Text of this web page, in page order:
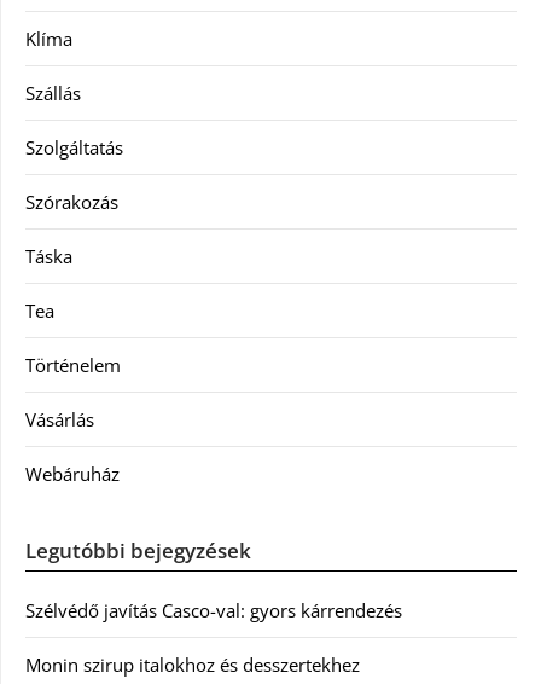
Klíma
Szállás
Szolgáltatás
Szórakozás
Táska
Tea
Történelem
Vásárlás
Webáruház
Legutóbbi bejegyzések
Szélvédő javítás Casco-val: gyors kárrendezés
Monin szirup italokhoz és desszertekhez